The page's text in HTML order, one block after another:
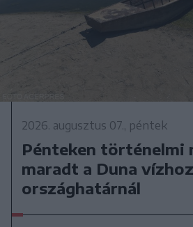
2026. augusztus 07., péntek
Pénteken történelmi
maradt a Duna
országhatárnál